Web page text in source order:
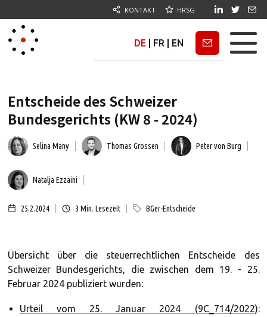
KONTAKT HRSG
DE FR EN Newsletter
Entscheide des Schweizer
Bundesgerichts (KW 8 - 2024)
Selina Many Thomas Grossen Peter von Burg
Natalja Ezzaini
25.2.2024 3 Min. Lesezeit BGer-Entscheide
Übersicht über die steuerrechtlichen Entscheide des
Schweizer Bundesgerichts, die zwischen dem 19. - 25.
Februar 2024 publiziert wurden:
Urteil vom 25. Januar 2024 (9C_714/2022):